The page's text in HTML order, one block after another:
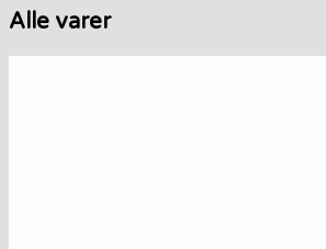
Alle varer